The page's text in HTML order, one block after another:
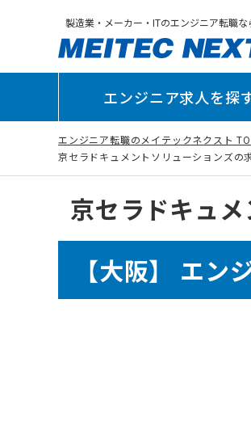
製造業・メーカー・ITのエンジニア転職な
エンジニア求人を探
エンジニア転職のメイテックネクスト
京セラドキュメントソリューションズ
京セラドキュ
【大阪】 エン